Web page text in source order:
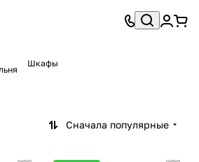
Шкафы
Сначала популярные